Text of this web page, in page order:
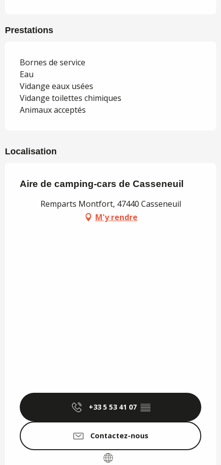
Prestations
Bornes de service
Eau
Vidange eaux usées
Vidange toilettes chimiques
Animaux acceptés
Localisation
Aire de camping-cars de Casseneuil
Remparts Montfort, 47440 Casseneuil
M'y rendre
+33 5 53 41 07 ▒▒
Contactez-nous